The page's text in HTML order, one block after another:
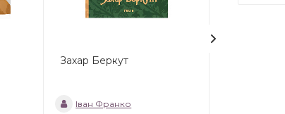
Захар Беркут
Іван Франко